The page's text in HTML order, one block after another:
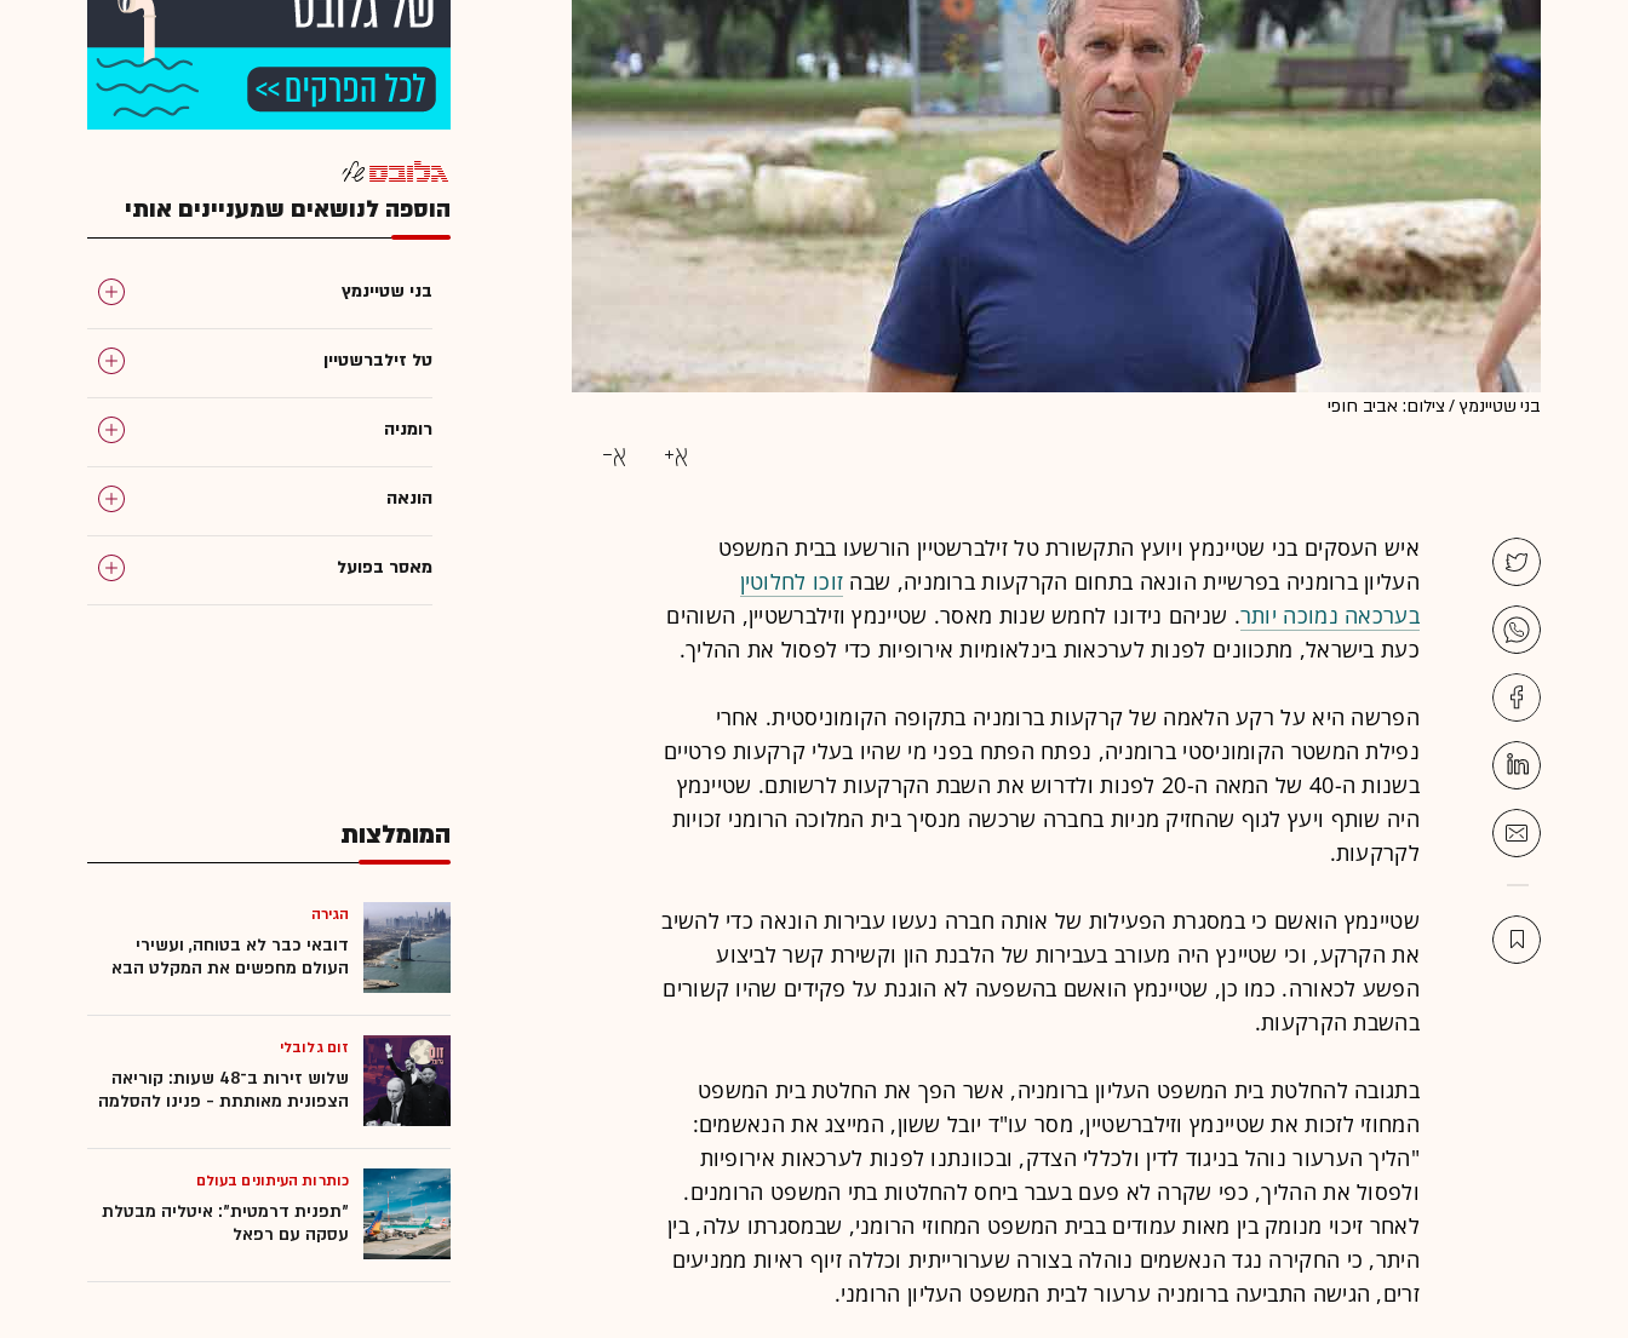
בני שטיינמץ / צילום: אביב חופי
איש העסקים בני שטיינמץ ויועץ התקשורת טל זילברשטיין הורשעו בבית המשפט
העליון ברומניה בפרשיית הונאה בתחום הקרקעות ברומניה, שבה זוכו לחלוטין
בערכאה נמוכה יותר. שניהם נידונו לחמש שנות מאסר. שטיינמץ וזילברשטיין, השוהים
כעת בישראל, מתכוונים לפנות לערכאות בינלאומיות אירופיות כדי לפסול את ההליך.
הפרשה היא על רקע הלאמה של קרקעות ברומניה בתקופה הקומוניסטית. אחרי
נפילת המשטר הקומוניסטי ברומניה, נפתח הפתח בפני מי שהיו בעלי קרקעות פרטיים
בשנות ה-40 של המאה ה-20 לפנות ולדרוש את השבת הקרקעות לרשותם. שטיינמץ
היה שותף ויעץ לגוף שהחזיק מניות בחברה שרכשה מנסיך בית המלוכה הרומני זכויות
לקרקעות.
שטיינמץ הואשם כי במסגרת הפעילות של אותה חברה נעשו עבירות הונאה כדי להשיב
את הקרקע, וכי שטיינץ היה מעורב בעבירות של הלבנת הון וקשירת קשר לביצוע
הפשע לכאורה. כמו כן, שטיינמץ הואשם בהשפעה לא הוגנת על פקידים שהיו קשורים
בהשבת הקרקעות.
בתגובה להחלטת בית המשפט העליון ברומניה, אשר הפך את החלטת בית המשפט
המחוזי לזכות את שטיינמץ וזילברשטיין, מסר עו"ד יובל ששון, המייצג את הנאשמים:
"הליך הערעור נוהל בניגוד לדין ולכללי הצדק, ובכוונתנו לפנות לערכאות אירופיות
ולפסול את ההליך, כפי שקרה לא פעם בעבר ביחס להחלטות בתי המשפט הרומנים.
לאחר זיכוי מנומק בין מאות עמודים בבית המשפט המחוזי הרומני, שבמסגרתו עלה, בין
היתר, כי החקירה נגד הנאשמים נוהלה בצורה שערורייתית וכללה זיוף ראיות ממניעים
זרים, הגישה התביעה ברומניה ערעור לבית המשפט העליון הרומני.
הוספה לנושאים שמעניינים אותי
בני שטיינמץ
טל זילברשטיין
רומניה
הונאה
מאסר בפועל
המומלצות
הגירה
דובאי כבר לא בטוחה, ועשירי
העולם מחפשים את המקלט הבא
זום גלובלי
שלוש זירות ב־48 שעות: קוריאה
הצפונית מאותתת - פנינו להסלמה
כותרות העיתונים בעולם
"תפנית דרמטית": איטליה מבטלת
עסקה עם רפאל